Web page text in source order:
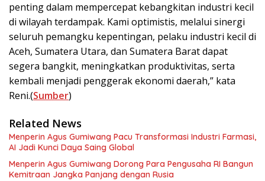
penting dalam mempercepat kebangkitan industri kecil
di wilayah terdampak. Kami optimistis, melalui sinergi
seluruh pemangku kepentingan, pelaku industri kecil di
Aceh, Sumatera Utara, dan Sumatera Barat dapat
segera bangkit, meningkatkan produktivitas, serta
kembali menjadi penggerak ekonomi daerah,” kata
Reni.(Sumber)
Related News
Menperin Agus Gumiwang Pacu Transformasi Industri Farmasi,
AI Jadi Kunci Daya Saing Global
Menperin Agus Gumiwang Dorong Para Pengusaha RI Bangun
Kemitraan Jangka Panjang dengan Rusia